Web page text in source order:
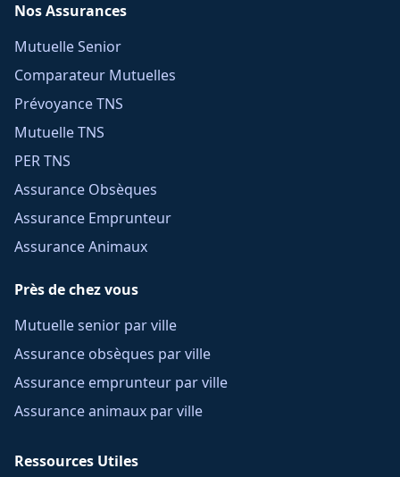
Nos Assurances
Mutuelle Senior
Comparateur Mutuelles
Prévoyance TNS
Mutuelle TNS
PER TNS
Assurance Obsèques
Assurance Emprunteur
Assurance Animaux
Près de chez vous
Mutuelle senior par ville
Assurance obsèques par ville
Assurance emprunteur par ville
Assurance animaux par ville
Ressources Utiles